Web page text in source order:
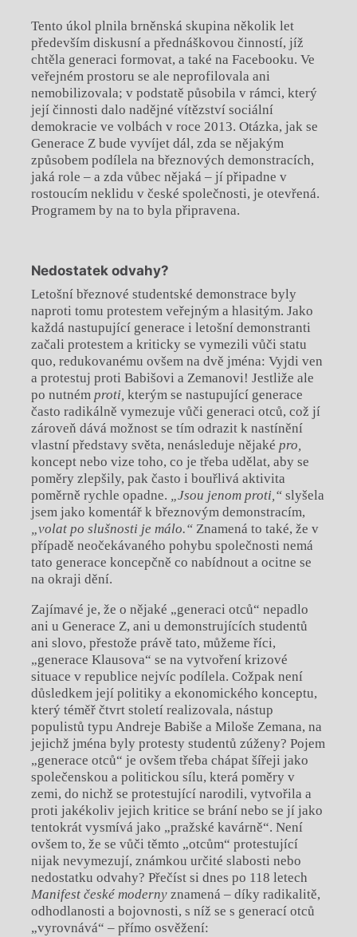
Tento úkol plnila brněnská skupina několik let
především diskusní a přednáškovou činností, jíž
chtěla generaci formovat, a také na Facebooku. Ve
veřejném prostoru se ale neprofilovala ani
nemobilizovala; v podstatě působila v rámci, který
její činnosti dalo nadějné vítězství sociální
demokracie ve volbách v roce 2013. Otázka, jak se
Generace Z bude vyvíjet dál, zda se nějakým
způsobem podílela na březnových demonstracích,
jaká role – a zda vůbec nějaká – jí připadne v
rostoucím neklidu v české společnosti, je otevřená.
Programem by na to byla připravena.
Nedostatek odvahy?
Letošní březnové studentské demonstrace byly
naproti tomu protestem veřejným a hlasitým. Jako
každá nastupující generace i letošní demonstranti
začali protestem a kriticky se vymezili vůči statu
quo, redukovanému ovšem na dvě jména: Vyjdi ven
a protestuj proti Babišovi a Zemanovi! Jestliže ale
po nutném proti, kterým se nastupující generace
často radikálně vymezuje vůči generaci otců, což jí
zároveň dává možnost se tím odrazit k nastínění
vlastní představy světa, nenásleduje nějaké pro,
koncept nebo vize toho, co je třeba udělat, aby se
poměry zlepšily, pak často i bouřlivá aktivita
poměrně rychle opadne. „Jsou jenom proti,“slyšela
jsem jako komentář k březnovým demonstracím,
„volat po slušnosti je málo.“Znamená to také, že v
případě neočekávaného pohybu společnosti nemá
tato generace koncepčně co nabídnout a ocitne se
na okraji dění.
Zajímavé je, že o nějaké „generaci otců“ nepadlo
ani u Generace Z, ani u demonstrujících studentů
ani slovo, přestože právě tato, můžeme říci,
„generace Klausova“ se na vytvoření krizové
situace v republice nejvíc podílela. Cožpak není
důsledkem její politiky a ekonomického konceptu,
který téměř čtvrt století realizovala, nástup
populistů typu Andreje Babiše a Miloše Zemana, na
jejichž jména byly protesty studentů zúženy? Pojem
„generace otců“ je ovšem třeba chápat šířeji jako
společenskou a politickou sílu, která poměry v
zemi, do nichž se protestující narodili, vytvořila a
proti jakékoliv jejich kritice se brání nebo se jí jako
tentokrát vysmívá jako „pražské kavárně“. Není
ovšem to, že se vůči těmto „otcům“ protestující
nijak nevymezují, známkou určité slabosti nebo
nedostatku odvahy? Přečíst si dnes po 118 letech
Manifest české modernyznamená – díky radikalitě,
odhodlanosti a bojovnosti, s níž se s generací otců
„vyrovnává“ – přímo osvěžení: